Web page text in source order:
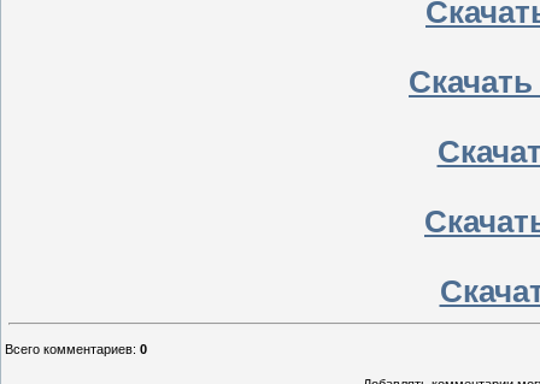
Всего комментариев: 0